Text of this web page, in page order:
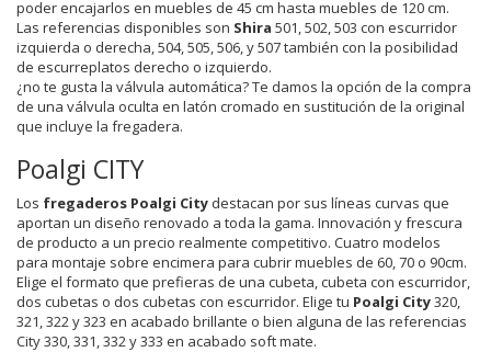
poder encajarlos en muebles de 45 cm hasta muebles de 120 cm.
Las referencias disponibles son Shira 501, 502, 503 con escurridor
izquierda o derecha, 504, 505, 506, y 507 también con la posibilidad
de escurreplatos derecho o izquierdo.
¿no te gusta la válvula automática? Te damos la opción de la compra
de una válvula oculta en latón cromado en sustitución de la original
que incluye la fregadera.
Poalgi CITY
Los fregaderos Poalgi City destacan por sus líneas curvas que
aportan un diseño renovado a toda la gama. Innovación y frescura
de producto a un precio realmente competitivo. Cuatro modelos
para montaje sobre encimera para cubrir muebles de 60, 70 o 90cm.
Elige el formato que prefieras de una cubeta, cubeta con escurridor,
dos cubetas o dos cubetas con escurridor. Elige tu Poalgi City320,
321, 322 y 323 en acabado brillante o bien alguna de las referencias
City 330, 331, 332 y 333 en acabado soft mate.